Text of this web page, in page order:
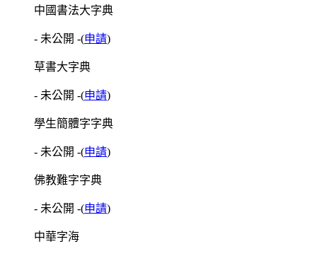
中國書法大字典
- 未公開 -(申請)
草書大字典
- 未公開 -(申請)
學生簡體字字典
- 未公開 -(申請)
佛教難字字典
- 未公開 -(申請)
中華字海